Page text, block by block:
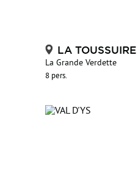
LA TOUSSUIRE
La Grande Verdette
8 pers.